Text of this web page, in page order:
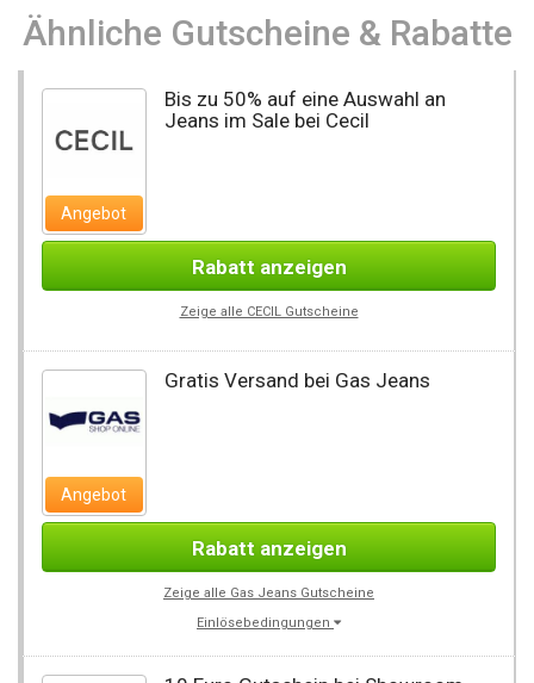
Ähnliche Gutscheine & Rabatte
Angebot
Bis zu 50% auf eine Auswahl an
Jeans im Sale bei Cecil
Rabatt anzeigen
Zeige alle CECIL Gutscheine
Angebot
Gratis Versand bei Gas Jeans
Rabatt anzeigen
Zeige alle Gas Jeans Gutscheine
Einlösebedingungen